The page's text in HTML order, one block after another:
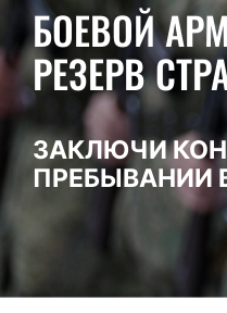
БОЕВОЙ
РЕЗЕРВ
ЗАКЛЮЧИ
ПРЕБЫВАНИИ